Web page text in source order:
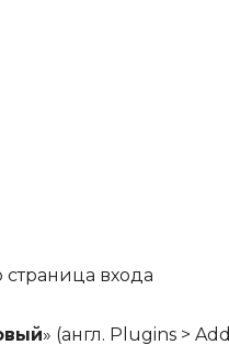
входа
» (англ. Plugins > Add